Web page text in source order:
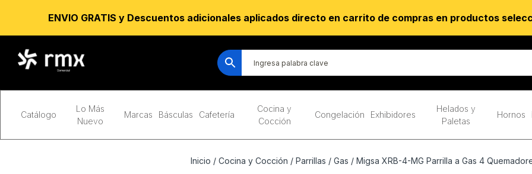
Catálogo
Lo Más
Nuevo
Marcas Básculas Cafetería
Cocina y
Cocción
Congelación Exhibidores
Helados y
Paletas
Hornos
Inicio / Cocina y Cocción / Parrillas / Gas / Migsa XRB-4-MG Parrilla a Gas 4
ENVIO GRATIS y Descuentos adicionales aplicados directo en carrito de compras en productos